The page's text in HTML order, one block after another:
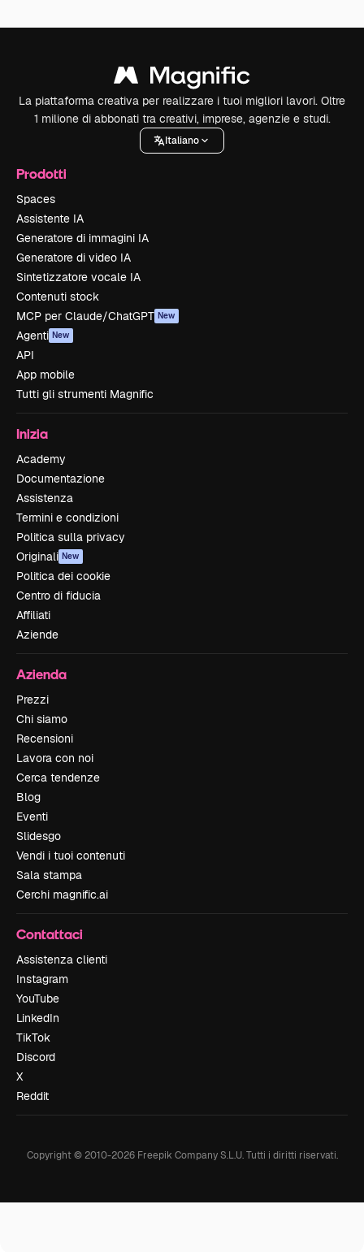
La piattaforma creativa per realizzare i tuoi migliori lavori. Oltre
1 milione di abbonati tra creativi, imprese, agenzie e studi.
Italiano
Prodotti
Spaces
Assistente IA
Generatore di immagini IA
Generatore di video IA
Sintetizzatore vocale IA
Contenuti stock
MCP per Claude/ChatGPT New
Agenti New
API
App mobile
Tutti gli strumenti Magnific
Inizia
Academy
Documentazione
Assistenza
Termini e condizioni
Politica sulla privacy
Originali New
Politica dei cookie
Centro di fiducia
Affiliati
Aziende
Azienda
Prezzi
Chi siamo
Recensioni
Lavora con noi
Cerca tendenze
Blog
Eventi
Slidesgo
Vendi i tuoi contenuti
Sala stampa
Cerchi magnific.ai
Contattaci
Assistenza clienti
Instagram
YouTube
LinkedIn
TikTok
Discord
X
Reddit
Copyright © 2010-2026Freepik Company S.L.U. Tutti i diritti riservati.